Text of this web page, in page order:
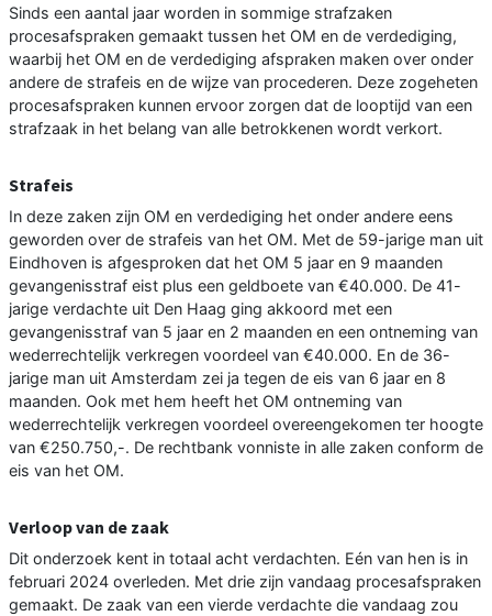
Sinds een aantal jaar worden in sommige strafzaken
procesafspraken gemaakt tussen het OM en de verdediging,
waarbij het OM en de verdediging afspraken maken over onder
andere de strafeis en de wijze van procederen. Deze zogeheten
procesafspraken kunnen ervoor zorgen dat de looptijd van een
strafzaak in het belang van alle betrokkenen wordt verkort.
Strafeis
In deze zaken zijn OM en verdediging het onder andere eens
geworden over de strafeis van het OM. Met de 59-jarige man uit
Eindhoven is afgesproken dat het OM 5 jaar en 9 maanden
gevangenisstraf eist plus een geldboete van €40.000. De 41-
jarige verdachte uit Den Haag ging akkoord met een
gevangenisstraf van 5 jaar en 2 maanden en een ontneming van
wederrechtelijk verkregen voordeel van €40.000. En de 36-
jarige man uit Amsterdam zei ja tegen de eis van 6 jaar en 8
maanden. Ook met hem heeft het OM ontneming van
wederrechtelijk verkregen voordeel overeengekomen ter hoogte
van €250.750,-. De rechtbank vonniste in alle zaken conform de
eis van het OM.
Verloop van de zaak
Dit onderzoek kent in totaal acht verdachten. Eén van hen is in
februari 2024 overleden. Met drie zijn vandaag procesafspraken
gemaakt. De zaak van een vierde verdachte die vandaag zou